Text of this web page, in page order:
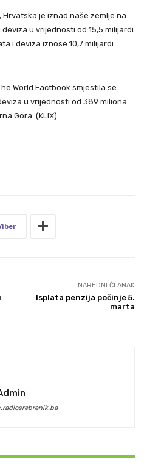
Hrvatska je iznad naše zemlje na
u vrijednosti od 15,5 milijardi
i deviza iznose 10,7 milijardi
World Factbook smjestila se
u vrijednosti od 389 miliona
Gora. (KLIX)
NAREDNI ČLANAK
Isplata penzija počinje 5.
marta